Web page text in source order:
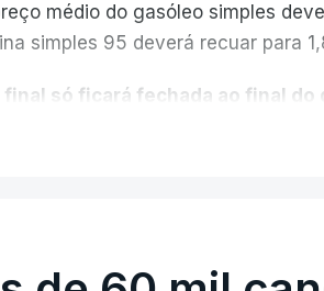
médio do gasóleo simples
simples 95 deverá recuar para
final só ficará fechada ao final do
alterar os valores